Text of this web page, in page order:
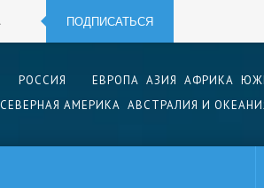
ПОДПИСАТЬСЯ
РОССИЯ ЕВРОПА АЗИЯ АФРИКА
СЕВЕРНАЯ АМЕРИКА АВСТРАЛИЯ И